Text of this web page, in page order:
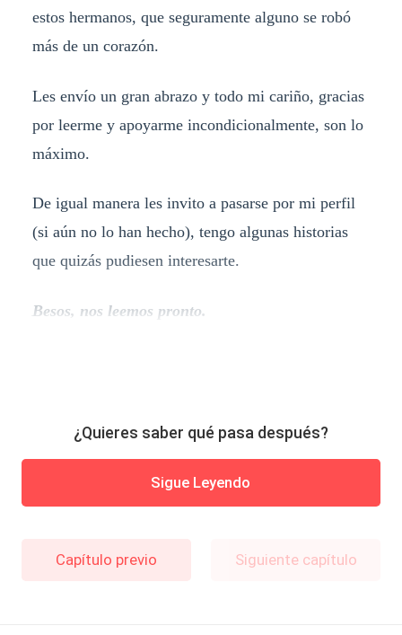
estos hermanos, que seguramente alguno se robó
más de un corazón.
Les envío un gran abrazo y todo mi cariño, gracias
por leerme y apoyarme incondicionalmente, son lo
máximo.
De igual manera les invito a pasarse por mi perfil
(si aún no lo han hecho), tengo algunas historias
que quizás pudiesen interesarte.
Besos, nos leemos pronto.
¿Quieres saber qué pasa después?
Sigue Leyendo
Capítulo previo Siguiente capítulo